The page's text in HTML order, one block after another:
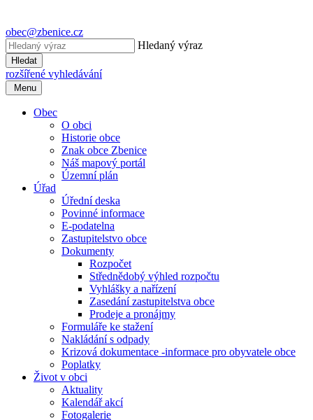
obec@zbenice.cz
Hledaný výraz
Hledat
rozšířené vyhledávání
Menu
Obec
O obci
Historie obce
Znak obce Zbenice
Náš mapový portál
Územní plán
Úřad
Úřední deska
Povinné informace
E-podatelna
Zastupitelstvo obce
Dokumenty
Rozpočet
Střednědobý výhled rozpočtu
Vyhlášky a nařízení
Zasedání zastupitelstva obce
Prodeje a pronájmy
Formuláře ke stažení
Nakládání s odpady
Krizová dokumentace -informace pro obyvatele obce
Poplatky
Život v obci
Aktuality
Kalendář akcí
Fotogalerie